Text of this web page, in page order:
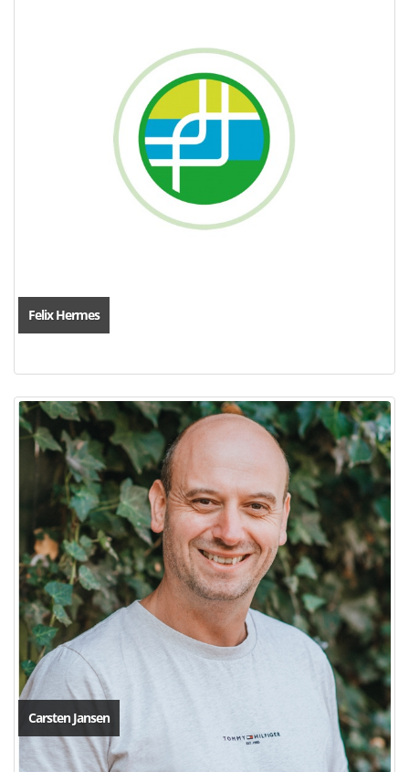
Felix Hermes
Carsten Jansen